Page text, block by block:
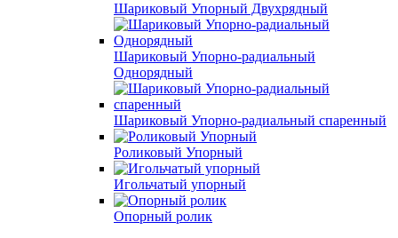
Шариковый Упорный Двухрядный
Шариковый Упорно-радиальный
Однорядный
Шариковый Упорно-радиальный спаренный
Роликовый Упорный
Игольчатый упорный
Опорный ролик